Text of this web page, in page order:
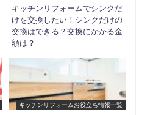
キッチンリフォームでシンクだ
けを交換したい！シンクだけの
交換はできる？交換にかかる金
額は？
キッチンリフォームお役立ち情報一覧